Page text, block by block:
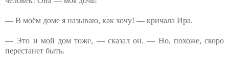
— В моём доме я называю, как хочу! — кричала Ира.
— Это и мой дом тоже, — сказал он. — Но, похоже, скоро
перестанет быть.